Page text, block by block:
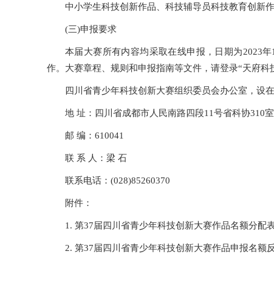
中小学生科技创新作品、科技辅导员科技教育创新
(三)申报要求
本届大赛所有内容均采取在线申报，日期为2023
作。大赛章程、规则和申报指南等文件，请登录“天府科
四川省青少年科技创新大赛组织委员会办公室，设
地 址：四川省成都市人民南路四段11号省科协310室
邮 编：610041
联 系 人：梁 石
联系电话：(028)85260370
附件：
1. 第37届四川省青少年科技创新大赛作品名额分配
2. 第37届四川省青少年科技创新大赛作品申报名额